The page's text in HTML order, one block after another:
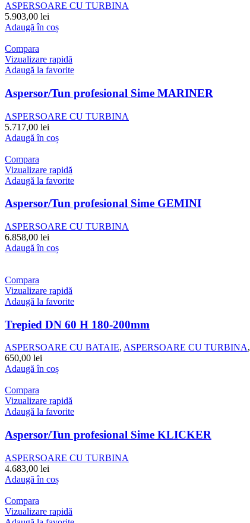
ASPERSOARE CU TURBINA
5.903,00 lei
Adaugă în coș
Compara
Vizualizare rapidă
Adaugă la favorite
Aspersor/Tun profesional Sime MARINER
ASPERSOARE CU TURBINA
5.717,00 lei
Adaugă în coș
Compara
Vizualizare rapidă
Adaugă la favorite
Aspersor/Tun profesional Sime GEMINI
ASPERSOARE CU TURBINA
6.858,00 lei
Adaugă în coș
Compara
Vizualizare rapidă
Adaugă la favorite
Trepied DN 60 H 180-200mm
ASPERSOARE CU BATAIE, ASPERSOARE CU TURBINA,
650,00 lei
Adaugă în coș
Compara
Vizualizare rapidă
Adaugă la favorite
Aspersor/Tun profesional Sime KLICKER
ASPERSOARE CU TURBINA
4.683,00 lei
Adaugă în coș
Compara
Vizualizare rapidă